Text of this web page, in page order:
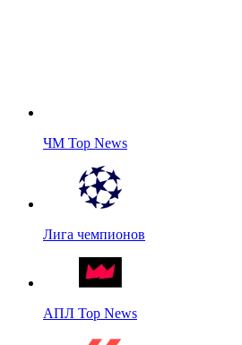
ЧМ Top News
Лига чемпионов
АПЛ Top News